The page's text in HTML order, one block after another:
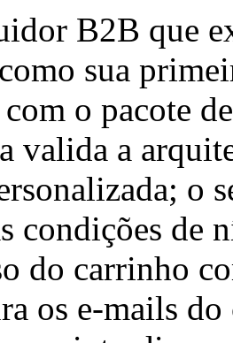
B2B que
sua
o pacote
valida a
o
condições de
do carrinho
os e-mails